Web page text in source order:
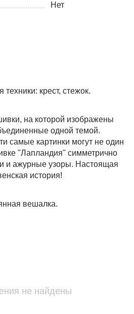
Нет
крест, стежок.
на которой изображены
одной темой.
самые картинки могут не один
"Лапландия" симметрично
и ажурные узоры. Настоящая
история!
вешалка.
не найдены